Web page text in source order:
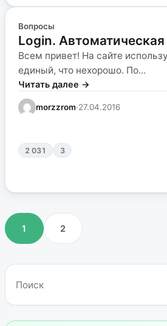
Вопросы
Login.
Всем привет! На сайте
единый, что нехорошо. По...
Читать далее →
morzzrom·27.04.2016
2 031 3
1 2